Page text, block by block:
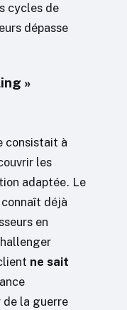
cycles de
dépasse
»
consistait à
les
adaptée. Le
déjà
en
ne sait
la guerre